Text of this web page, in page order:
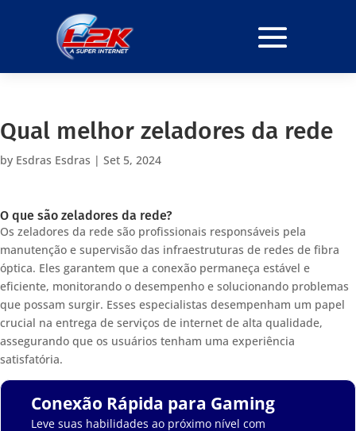
Qual melhor zeladores da rede
by Esdras Esdras | Set 5, 2024
O que são zeladores da rede?
Os zeladores da rede são profissionais responsáveis pela
manutenção e supervisão das infraestruturas de redes de fibra
óptica. Eles garantem que a conexão permaneça estável e
eficiente, monitorando o desempenho e solucionando problemas
que possam surgir. Esses especialistas desempenham um papel
crucial na entrega de serviços de internet de alta qualidade,
assegurando que os usuários tenham uma experiência
satisfatória.
Conexão Rápida para Gaming
Leve suas habilidades ao próximo nível com